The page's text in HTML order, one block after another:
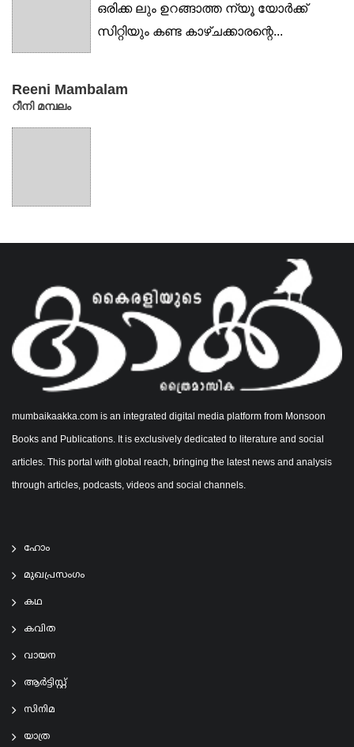
ഒരിക്ക ലും ഉറങ്ങാത്ത ന്യൂ യോർക്ക്
സിറ്റിയും കണ്ട കാഴ്ചക്കാരന്റെ...
Reeni Mambalam
റീനി മമ്പലം
mumbaikaakka.com is an integrated digital media platform from Monsoon
Books and Publications. It is exclusively dedicated to literature and social
articles. This portal with global reach, bringing the latest news and analysis
through articles, podcasts, videos and social channels.
ഹോം
മുഖപ്രസംഗം
കഥ
കവിത
വായന
ആര്‍ട്ടിസ്റ്റ്
സിനിമ
യാത്ര